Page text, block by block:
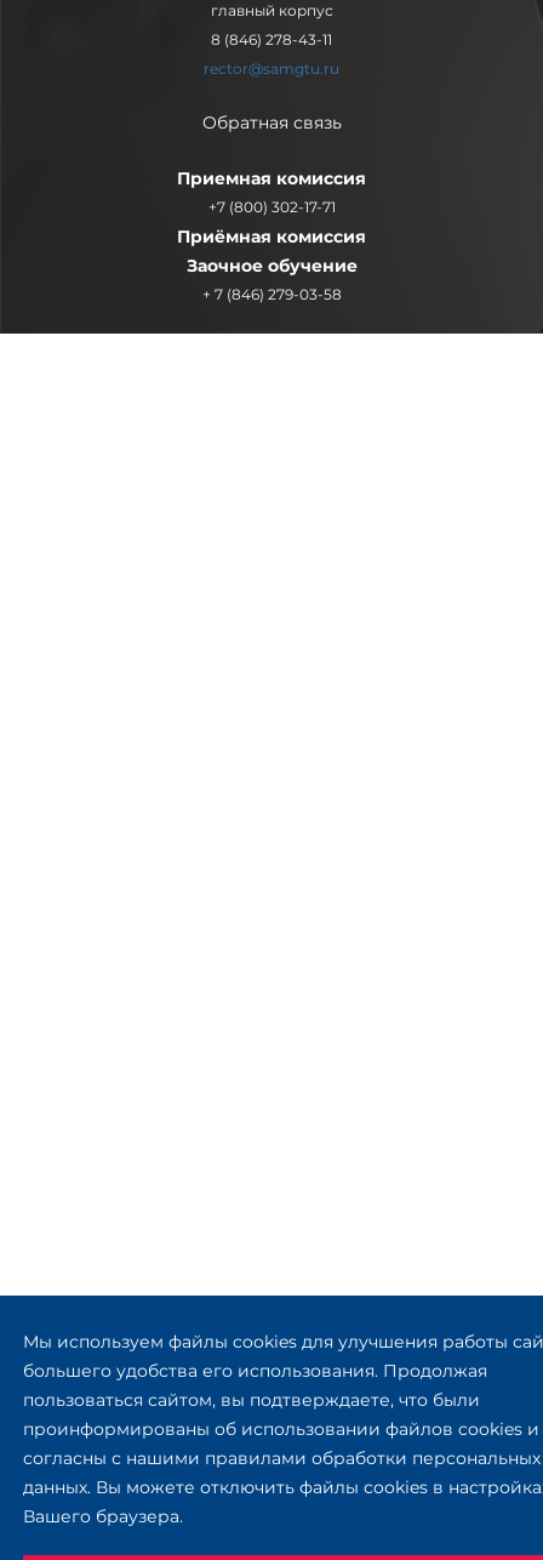
Мы используем файлы cookies для улучшения работы
большего удобства его использования. Продолжая
пользоваться сайтом, вы подтверждаете, что были
проинформированы об использовании файлов cookies и
согласны с нашими правилами обработки персональных
данных. Вы можете отключить файлы cookies в
Вашего браузера.
главный корпус
8 (846) 278-43-11
rector@samgtu.ru
Обратная связь
Приемная комиссия
+7 (800) 302-17-71
Приёмная комиссия
Заочное обучение
+ 7 (846) 279-03-58